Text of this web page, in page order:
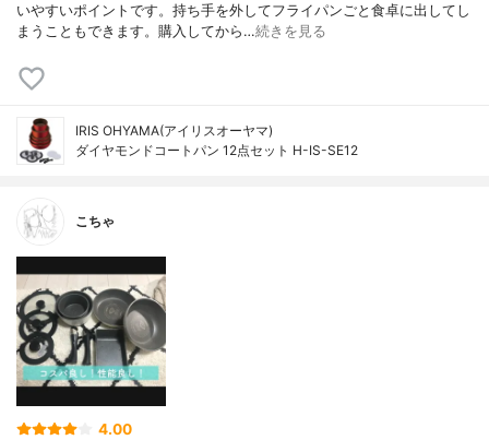
コーティング
内側ダイヤモンドコーティング 外側焼付塗
装加工
IH対応/ガス対応
カラー展開
原産国
-
いやすいポイントです。持ち手を外してフライパンごと食卓に出してし
まうこともできます。購入してから…続きを見る
IRIS OHYAMA(アイリスオーヤマ)
ダイヤモンドコートパン 12点セット H-IS-SE12
こちゃ
4.00